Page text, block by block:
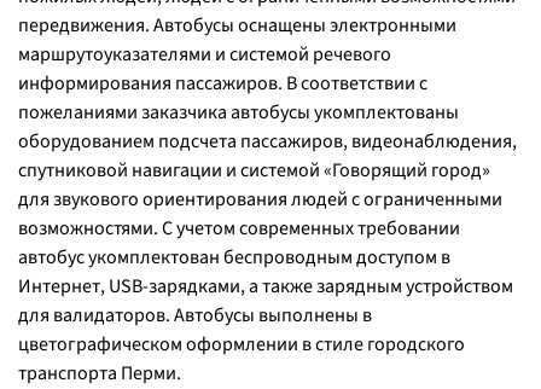
передвижения. Автобусы оснащены электронными
маршрутоуказателями и системой речевого
информирования пассажиров. В соответствии с
пожеланиями заказчика автобусы укомплектованы
оборудованием подсчета пассажиров, видеонаблюдения,
спутниковой навигации и системой «Говорящий город»
для звукового ориентирования людей с ограниченными
возможностями. С учетом современных требовании
автобус укомплектован беспроводным доступом в
Интернет, USB-зарядками, а также зарядным устройством
для валидаторов. Автобусы выполнены в
цветографическом оформлении в стиле городского
транспорта Перми.